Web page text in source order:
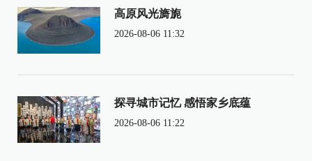
高原风光旖旎
2026-08-06 11:32
探寻城市记忆 感悟家乡底蕴
2026-08-06 11:22